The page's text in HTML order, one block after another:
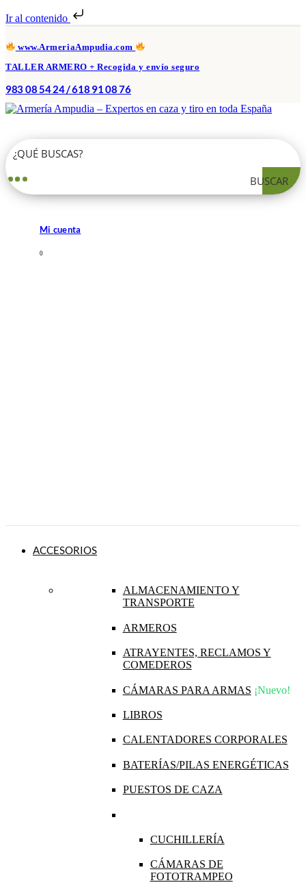
Ir al contenido
www.ArmeriaAmpudia.com
TALLER ARMERO + Recogida y envío seguro
983 08 54 24 / 618 91 08 76
BUSCAR
Mi cuenta
0
ACCESORIOS
ALMACENAMIENTO Y
TRANSPORTE
ARMEROS
ATRAYENTES, RECLAMOS Y
COMEDEROS
CÁMARAS PARA ARMAS ¡Nuevo!
LIBROS
CALENTADORES CORPORALES
BATERÍAS/PILAS ENERGÉTICAS
PUESTOS DE CAZA
CUCHILLERÍA
CÁMARAS DE
FOTOTRAMPEO